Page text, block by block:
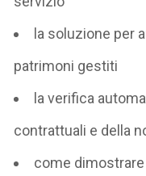
la soluzione per
patrimoni gestiti
la verifica
contrattuali e della
come